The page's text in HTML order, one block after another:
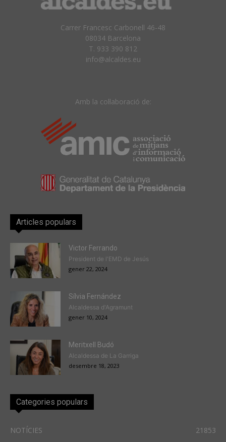
Carrer Francesc Carbonell 46-48
08034 Barcelona
T. 933 390 812
info@alcaldes.eu
Amb la col·laboració de:
Articles populars
Victor Ferrando
President de l'EMD de Jesús
gener 22, 2024
Sílvia Fernández
Alcaldessa d'Agramunt
gener 10, 2024
Meritxell Budó
Alcaldessa de La Garriga
desembre 18, 2023
Categories populars
NOTÍCIES
21853